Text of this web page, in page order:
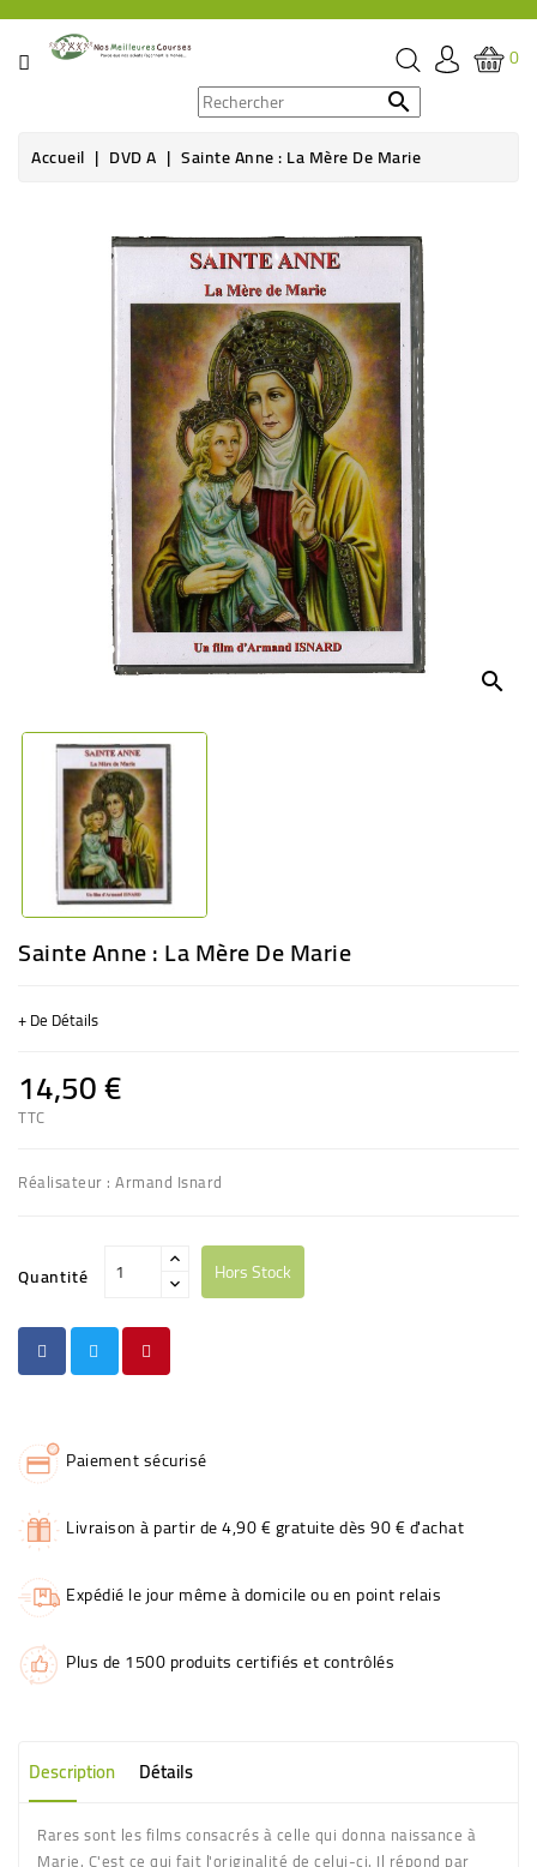
CATÉGORIE
ÉPICERIE
0

Accueil DVD A
Sainte Anne : La Mère De Marie
search
Sainte Anne : La Mère De Marie
+ De Détails
14,50 €
TTC
Réalisateur : Armand Isnard
Quantité Hors Stock
Paiement sécurisé
Livraison à partir de 4,90 € gratuite dès 90 € d'achat
Expédié le jour même à domicile ou en point relais
Plus de 1500 produits certifiés et contrôlés
Description Détails
Rares sont les films consacrés à celle qui donna naissance à
Marie. C'est ce qui fait l'originalité de celui-ci. Il répond par